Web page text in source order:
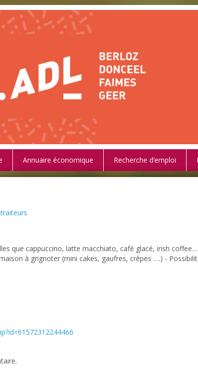
Annuaire économique Recherche d’emploi
que cappuccino, latte macchiato, café glacé, irish
à grignoter (mini cakes, gaufres, crêpes ….) -